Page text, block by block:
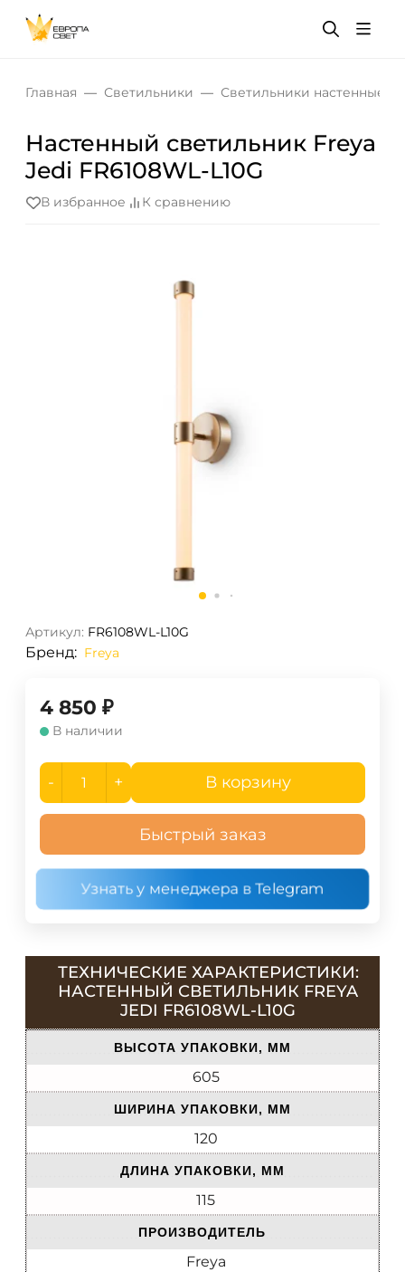
Главная Светильники Светильники настенные
Настенный светильник Freya
Jedi FR6108WL-L10G
В избранное К сравнению
Артикул: FR6108WL-L10G
Бренд: Freya
4 850 ₽
В наличии
- + В корзину
Быстрый заказ
Узнать у менеджера в Telegram
ТЕХНИЧЕСКИЕ ХАРАКТЕРИСТИКИ:
НАСТЕННЫЙ СВЕТИЛЬНИК FREYA
JEDI FR6108WL-L10G
ВЫСОТА УПАКОВКИ, ММ
605
ШИРИНА УПАКОВКИ, ММ
120
ДЛИНА УПАКОВКИ, ММ
115
ПРОИЗВОДИТЕЛЬ
Freya